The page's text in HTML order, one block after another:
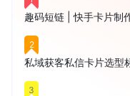
趣码短链 | 快手卡片制
2
私域获客私信卡片选型
3